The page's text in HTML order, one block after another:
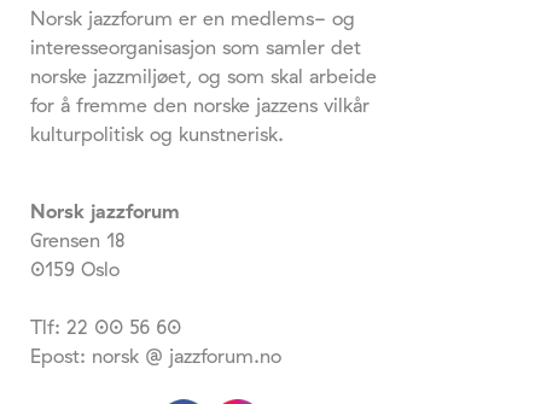
Norsk jazzforum er en medlems- og
interesseorganisasjon som samler det
norske jazzmiljøet, og som skal arbeide
for å fremme den norske jazzens vilkår
kulturpolitisk og kunstnerisk.
Norsk jazzforum
Grensen 18
0159 Oslo
Tlf: 22 00 56 60
Epost: norsk @ jazzforum.no